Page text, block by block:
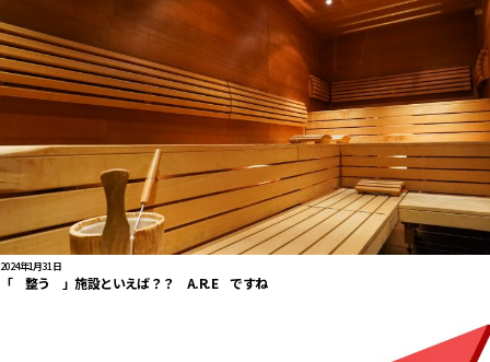
2024年1月31日
「 整う 」施設といえば？？ A.R.E ですね